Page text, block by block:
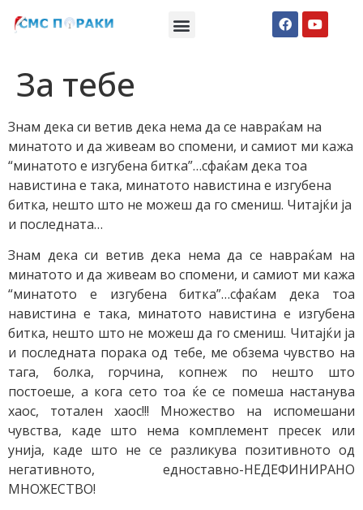
За тебе
Знам дека си ветив дека нема да се навраќам на
минатото и да живеам во спомени, и самиот ми кажа
“минатото е изгубена битка”…сфаќам дека тоа
навистина е така, минатото навистина е изгубена
битка, нешто што не можеш да го смениш. Читајќи ја
и последната…
Знам дека си ветив дека нема да се навраќам на
минатото и да живеам во спомени, и самиот ми кажа
“минатото е изгубена битка”…сфаќам дека тоа
навистина е така, минатото навистина е изгубена
битка, нешто што не можеш да го смениш. Читајќи ја
и последната порака од тебе, ме обзема чувство на
тага, болка, горчина, копнеж по нешто што
постоеше, а кога сето тоа ќе се помеша настанува
хаос, тотален хаос!!! Множество на испомешани
чувства, каде што нема комплемент пресек или
унија, каде што не се разликува позитивното од
негативното, едноставно-НЕДЕФИНИРАНО
МНОЖЕСТВО!